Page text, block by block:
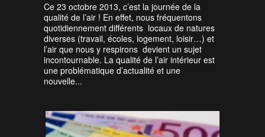
Ce 23 octobre 2013, c’est la journée de la
qualité de l’air ! En effet, nous fréquentons
quotidiennement différents locaux de natures
diverses (travail, écoles, logement, loisir…) et
l’air que nous y respirons devient un sujet
incontournable. La qualité de l’air intérieur est
une problématique d’actualité et une
nouvelle...